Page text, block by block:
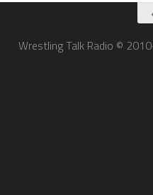
Wrestling Talk Radio ©